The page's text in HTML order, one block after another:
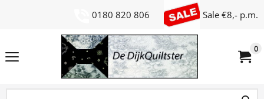
0180 820 806 Sale €8,- p.m.
0